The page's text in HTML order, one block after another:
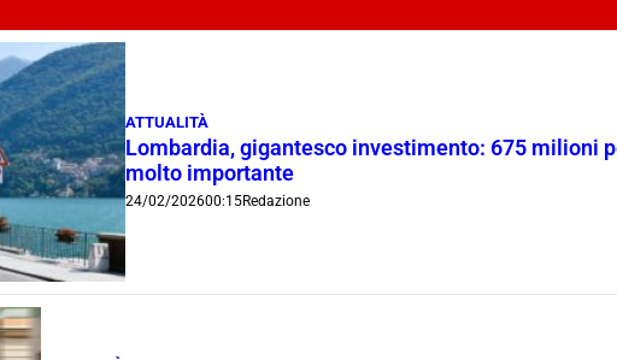
ATTUALITÀ
Lombardia, gigantesco investimento: 675 milioni
molto importante
24/02/202600:15Redazione